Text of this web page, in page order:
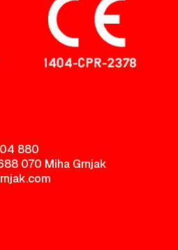
880
070 Miha Grnjak